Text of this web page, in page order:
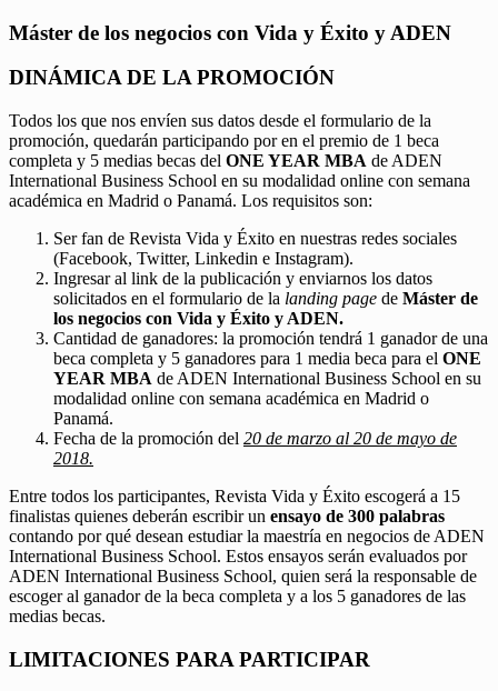
Máster de los negocios con Vida y Éxito y ADEN
DINÁMICA DE LA PROMOCIÓN
Todos los que nos envíen sus datos desde el formulario de la
promoción, quedarán participando por en el premio de 1 beca
completa y 5 medias becas del ONE YEAR MBA de ADEN
International Business School en su modalidad online con semana
académica en Madrid o Panamá. Los requisitos son:
Ser fan de Revista Vida y Éxito en nuestras redes sociales
(Facebook, Twitter, Linkedin e Instagram).
Ingresar al link de la publicación y enviarnos los datos
solicitados en el formulario de la landing page de Máster de
los negocios con Vida y Éxito y ADEN.
Cantidad de ganadores: la promoción tendrá 1 ganador de una
beca completa y 5 ganadores para 1 media beca para el ONE
YEAR MBA de ADEN International Business School en su
modalidad online con semana académica en Madrid o
Panamá.
Fecha de la promoción del 20 de marzo al 20 de mayo de
2018.
Entre todos los participantes, Revista Vida y Éxito escogerá a 15
finalistas quienes deberán escribir un ensayo de 300 palabras
contando por qué desean estudiar la maestría en negocios de ADEN
International Business School. Estos ensayos serán evaluados por
ADEN International Business School, quien será la responsable de
escoger al ganador de la beca completa y a los 5 ganadores de las
medias becas.
LIMITACIONES PARA PARTICIPAR